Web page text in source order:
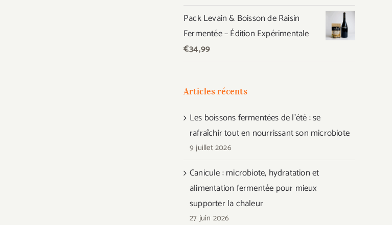
Pack Levain & Boisson de Raisin
Fermentée – Édition Expérimentale
€34,99
Articles récents
Les boissons fermentées de l’été : se
rafraîchir tout en nourrissant son microbiote
9 juillet 2026
Canicule : microbiote, hydratation et
alimentation fermentée pour mieux
supporter la chaleur
27 juin 2026